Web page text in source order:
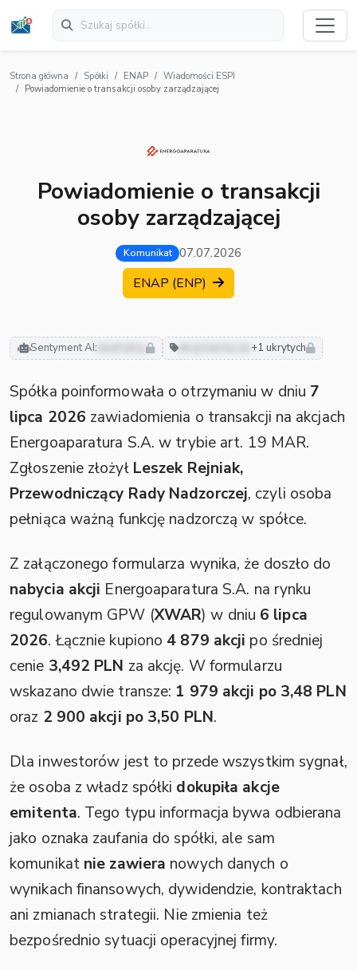
Strona główna Spółki ENAP
Wiadomości ESPI
Powiadomienie o transakcji osoby zarządzającej
Powiadomienie o transakcji
osoby zarządzającej
Komunikat 07.07.2026
ENAP (ENP)
Sentyment AI: neutralny +1 ukrytych
Spółka poinformowała o otrzymaniu w dniu 7
lipca 2026 zawiadomienia o transakcji na akcjach
Energoaparatura S.A. w trybie art. 19 MAR.
Zgłoszenie złożył Leszek Rejniak,
Przewodniczący Rady Nadzorczej, czyli osoba
pełniąca ważną funkcję nadzorczą w spółce.
Z załączonego formularza wynika, że doszło do
nabycia akcji Energoaparatura S.A. na rynku
regulowanym GPW (XWAR) w dniu 6 lipca
2026. Łącznie kupiono 4 879 akcji po średniej
cenie 3,492 PLN za akcję. W formularzu
wskazano dwie transze: 1 979 akcji po 3,48 PLN
oraz 2 900 akcji po 3,50 PLN.
Dla inwestorów jest to przede wszystkim sygnał,
że osoba z władz spółki dokupiła akcje
emitenta. Tego typu informacja bywa odbierana
jako oznaka zaufania do spółki, ale sam
komunikat nie zawiera nowych danych o
wynikach finansowych, dywidendzie, kontraktach
ani zmianach strategii. Nie zmienia też
bezpośrednio sytuacji operacyjnej firmy.